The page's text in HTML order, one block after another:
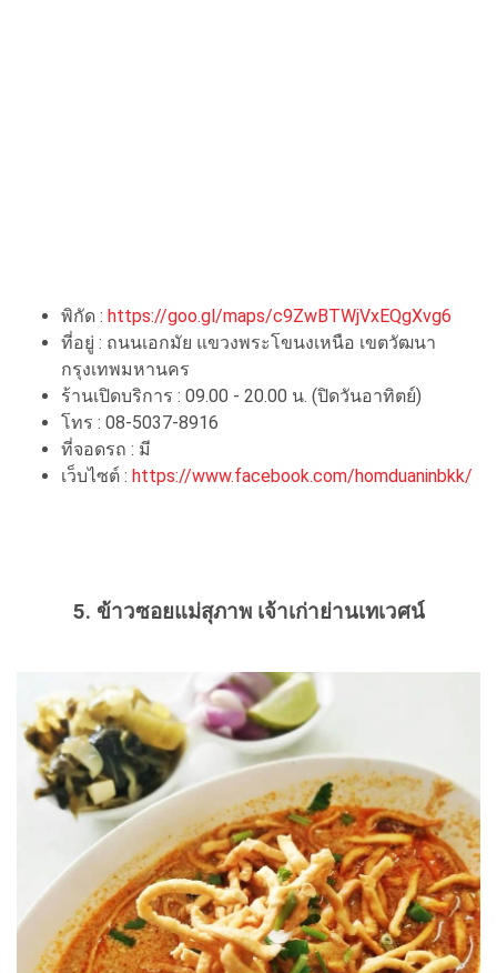
พิกัด : https://goo.gl/maps/c9ZwBTWjVxEQgXvg6
ที่อยู่ : ถนนเอกมัย แขวงพระโขนงเหนือ เขตวัฒนา
กรุงเทพมหานคร
ร้านเปิดบริการ : 09.00 - 20.00 น. (ปิดวันอาทิตย์)
โทร : 08-5037-8916
ที่จอดรถ : มี
เว็บไซต์ : https://www.facebook.com/homduaninbkk/
5. ข้าวซอยแม่สุภาพ เจ้าเก่าย่านเทเวศน์